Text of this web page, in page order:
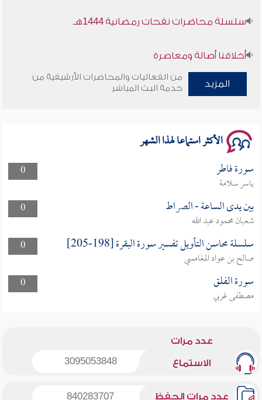
سلسلة محاضرات نفحات رمضانية 1444هـ
أخلاقنا أصالة ومعاصرة
وأمنهم من خوف 9
المزيد
من الفعاليات والمحاضرات الأرشيفية من
خدمة البث المباشر
الأكثر استماعا لهذا الشهر
0 سورة فاطر
ياسر سلامة
0
بين يدى الساعة - الصراط
شعبان محمود عبد الله
0
سلسلة محاسن التأويل تفسير سورة البقرة [198-205]
صالح بن عواد المغامسي
0
سورة الفلق
مصطفى غربي
عدد مرات
الاستماع 3095053848
عدد مرات الحفظ 840283707